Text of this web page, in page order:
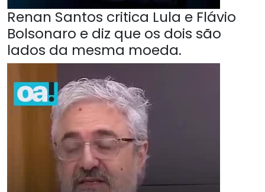
Renan Santos critica Lula e Flávio
Bolsonaro e diz que os dois são
lados da mesma moeda.